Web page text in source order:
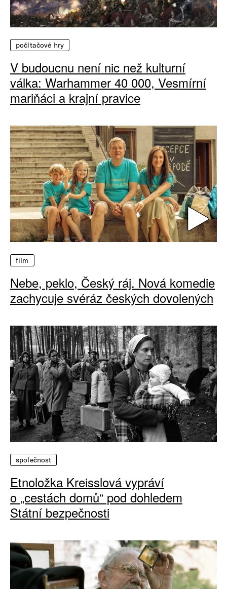
počítačové hry
V budoucnu není nic než kulturní
válka: Warhammer 40 000, Vesmírní
mariňáci a krajní pravice
film
Nebe, peklo, Český ráj. Nová komedie
zachycuje svéráz českých dovolených
společnost
Etnoložka Kreisslová vypráví
o „cestách domů“ pod dohledem
Státní bezpečnosti